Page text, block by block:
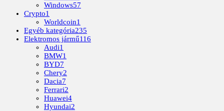
Windows57
Crypto1
Worldcoin1
Egyéb kategória235
Elektromos jármű116
Audi1
BMW1
BYD7
Chery2
Dacia7
Ferrari2
Huawei4
Hyundai2